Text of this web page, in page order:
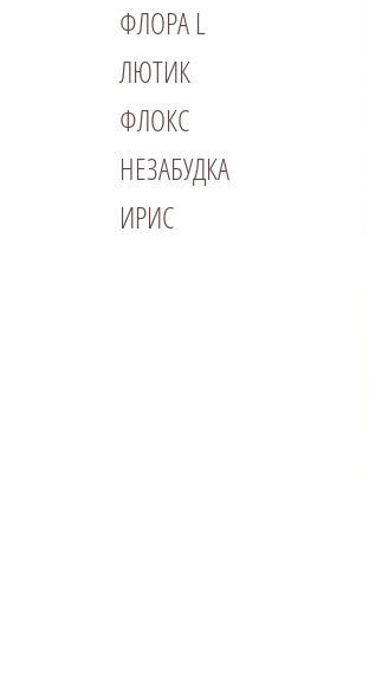
ФЛОРА L
ЛЮТИК
ФЛОКС
НЕЗАБУДКА
ИРИС